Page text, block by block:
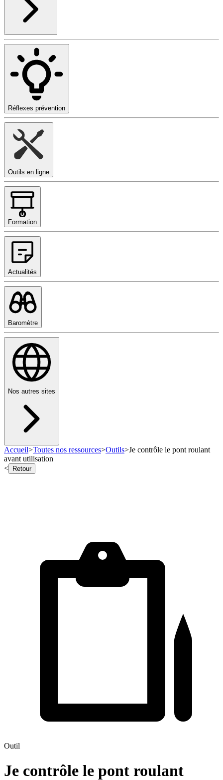
Réflexes prévention
Outils en ligne
Formation
Actualités
Baromètre
Nos autres sites
Accueil>Toutes nos ressources>Outils>Je contrôle le pont roulant
avant utilisation
<
Retour
Outil
Je contrôle le pont roulant